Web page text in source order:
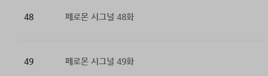
48 페로몬 시그널 48화
49 페로몬 시그널 49화